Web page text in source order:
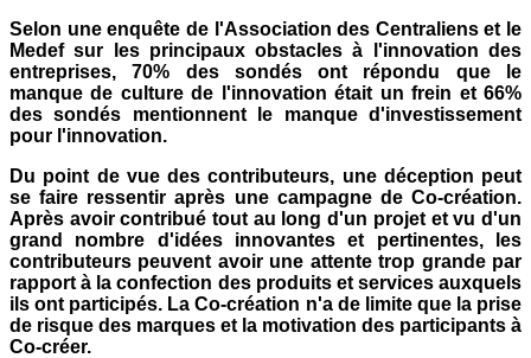
Selon une enquête de l'Association des Centraliens et le
Medef sur les principaux obstacles à l'innovation des
entreprises, 70% des sondés ont répondu que le
manque de culture de l'innovation était un frein et 66%
des sondés mentionnent le manque d'investissement
pour l'innovation.
Du point de vue des contributeurs, une déception peut
se faire ressentir après une campagne de Co-création.
Après avoir contribué tout au long d'un projet et vu d'un
grand nombre d'idées innovantes et pertinentes, les
contributeurs peuvent avoir une attente trop grande par
rapport à la confection des produits et services auxquels
ils ont participés. La Co-création n'a de limite que la prise
de risque des marques et la motivation des participants à
Co-créer.